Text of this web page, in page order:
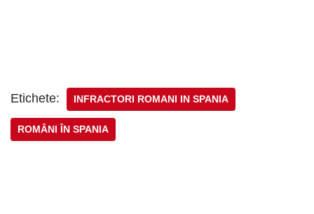
Etichete: INFRACTORI ROMANI IN SPANIA
ROMÂNI ÎN SPANIA